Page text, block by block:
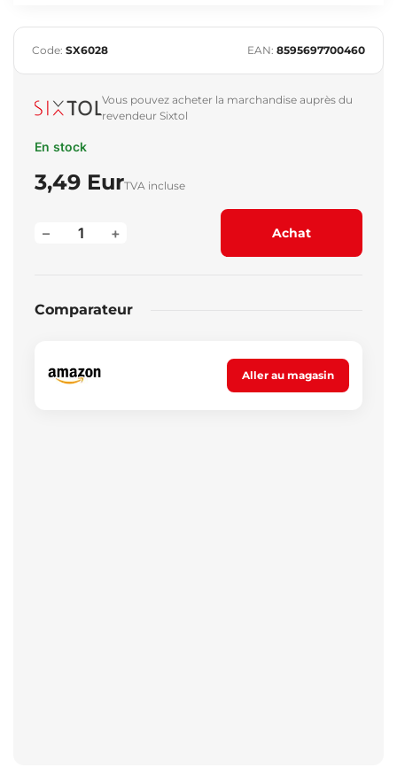
Code: SX6028 EAN: 8595697700460
Vous pouvez acheter la marchandise auprès du
revendeur Sixtol
En stock
3,49 EurTVA incluse
+
– Achat
Comparateur
Aller au magasin